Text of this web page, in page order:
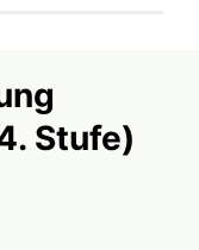
Stufe)